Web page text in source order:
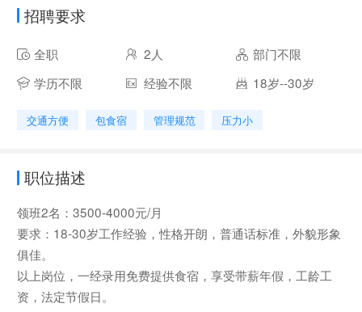
招聘要求
全职 2人
部门不限
学历不限
经验不限 18岁--30岁
交通方便 包食宿 管理规范 压力小
职位描述
领班2名：3500-4000元/月
要求：18-30岁工作经验，性格开朗，普通话标准，外貌形象
俱佳。
以上岗位，一经录用免费提供食宿，享受带薪年假，工龄工
资，法定节假日。